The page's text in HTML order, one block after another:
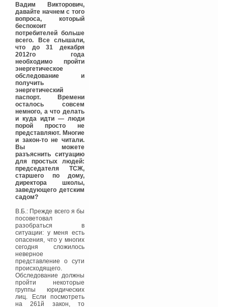
Вадим Викторович,
давайте начнем с того
вопроса, который
беспокоит
потребителей больше
всего. Все слышали,
что до 31 декабря
2012го года
необходимо пройти
энергетическое
обследование и
получить
энергетический
паспорт. Времени
осталось совсем
немного, а что делать
и куда идти — люди
порой просто не
представляют. Многие
и закон-то не читали.
Вы можете
разъяснить ситуацию
для простых людей:
председателя ТСЖ,
старшего по дому,
директора школы,
заведующего детским
садом?
В.Б.: Прежде всего я бы
посоветовал
разобраться в
ситуации: у меня есть
опасения, что у многих
сегодня сложилось
неверное
представление о сути
происходящего.
Обследование должны
пройти некоторые
группы юридических
лиц. Если посмотреть
на 261й закон, то
заставили пересмотреть
и изменить отношение к
вопросам
энергопотребления и
энергосбережения. За
последние годы на
украинском рынке
появилось большое
количество современной
инженерной техники с
высоким КПД, новых
строительных
материалов с хорошими
теплоизоляционными
свойствами и
электронных
автоматических систем
контроля, управления и
регулирования
внутридомовых
инженерных систем.
Комплексное
использование новых
технологий в
строительстве
позволяет в несколько
раз снизить
энергоносителей и, как
следствие, значительно
сократить
эксплуатационные
расходы с
одновременным
сокращением выбросов
вредных веществ в
атмосферу. С целью
снижения потребления
энергоносителей на
законодательном уровне
внесены
соответствующие